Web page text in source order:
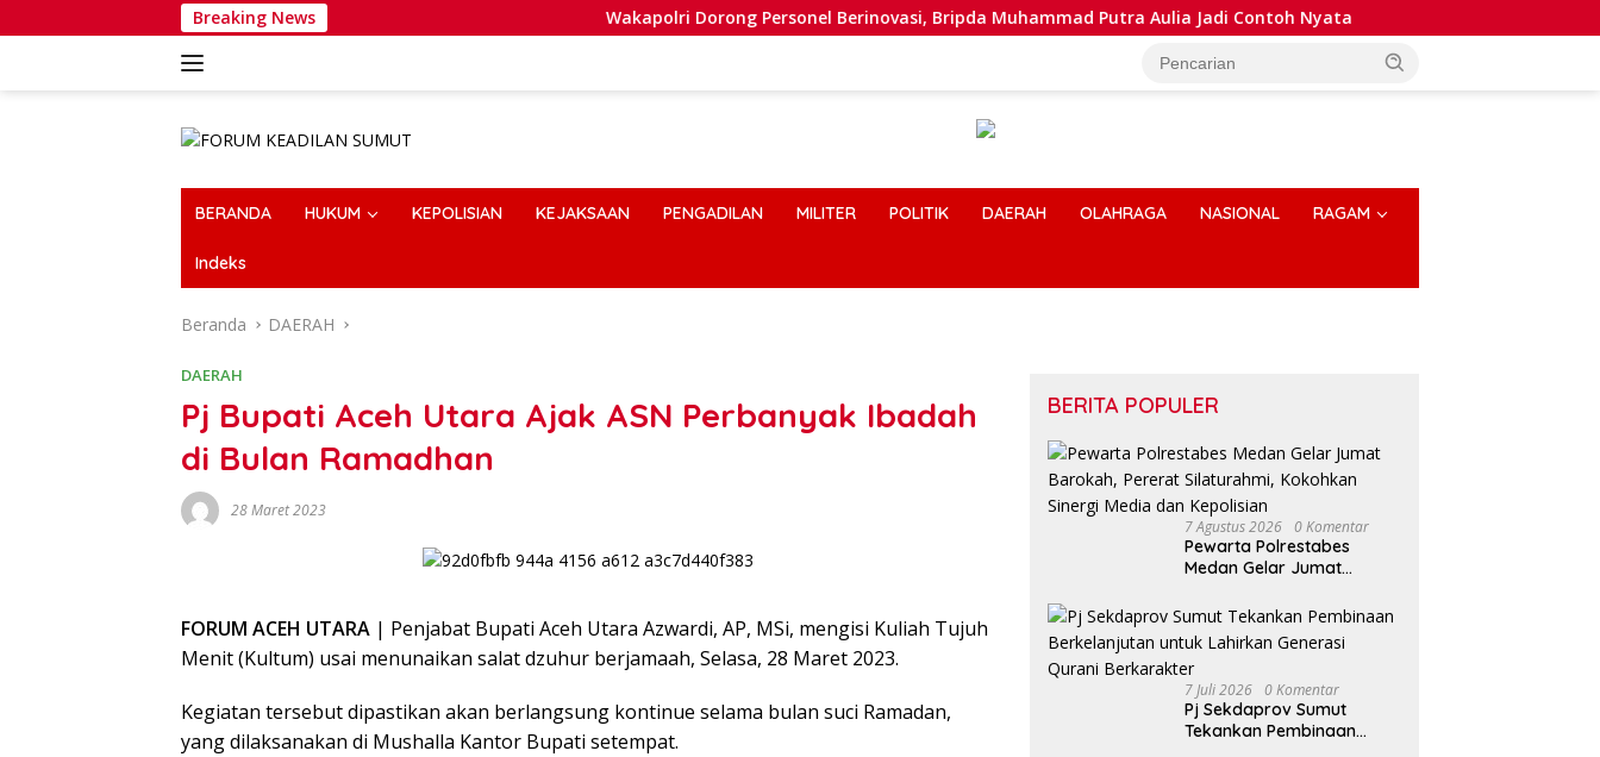
ke
Breaking News Wakapolri Dorong Personel Berinovasi, Bripda Muhammad Putra Aulia Jadi Contoh Nyata Dansatlat Brimob Korbrimob
BERANDA HUKUM KEPOLISIAN KEJAKSAAN PENGADILAN MILITER POLITIK DAERAH OLAHRAGA NASIONAL RAGAM
Indeks
Beranda DAERAH
DAERAH
Pj Bupati Aceh Utara Ajak ASN Perbanyak Ibadah
di Bulan Ramadhan
28 Maret 2023
FORUM ACEH UTARA | Penjabat Bupati Aceh Utara Azwardi, AP, MSi, mengisi Kuliah Tujuh
Menit (Kultum) usai menunaikan salat dzuhur berjamaah, Selasa, 28 Maret 2023.
Kegiatan tersebut dipastikan akan berlangsung kontinue selama bulan suci Ramadan,
yang dilaksanakan di Mushalla Kantor Bupati setempat.
BERITA POPULER
7 Agustus 2026 0 Komentar
Pewarta Polrestabes
Medan Gelar Jumat
Silaturahmi, Kokohkan
Sinergi Media dan
Kepolisian
7 Juli 2026 0 Komentar
Pj Sekdaprov Sumut
Tekankan Pembinaan